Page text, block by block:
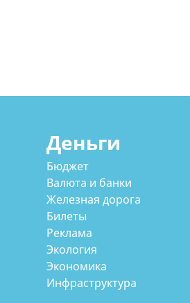
Деньги
Бюджет
Валюта и банки
Железная дорога
Билеты
Реклама
Экология
Экономика
Инфраструктура